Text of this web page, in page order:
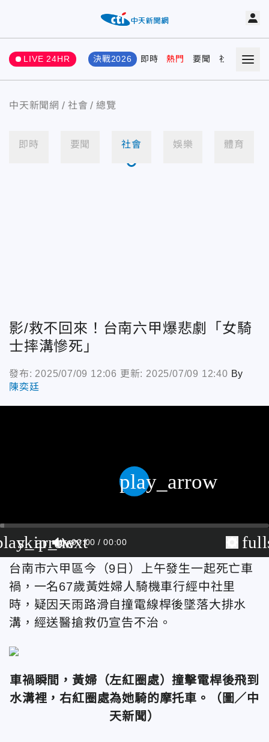
LIVE 24HR 決戰2026 即時 熱門 要聞 社會 娛樂
中天新聞網 社會 總覽
即時 要聞 社會 娛樂 體育
影/救不回來！台南六甲爆悲劇「女騎
士摔溝慘死」
發布: 2025/07/09 12:06 更新: 2025/07/09 12:40 By
陳奕廷
skip_next
00:00 00:00
play_arrow
台南市六甲區今（9日）上午發生一起死亡車
禍，一名67歲黃姓婦人騎機車行經中社里
時，疑因天雨路滑自撞電線桿後墜落大排水
溝，經送醫搶救仍宣告不治。
車禍瞬間，黃婦（左紅圈處）撞擊電桿後飛到
水溝裡，右紅圈處為她騎的摩托車。
（圖／中
天新聞）